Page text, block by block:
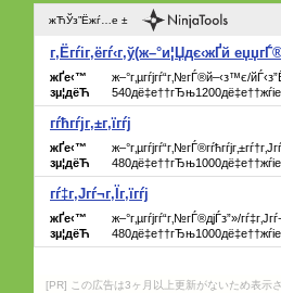
[PR] この広告は3ヶ月以上更新がないため表示さ